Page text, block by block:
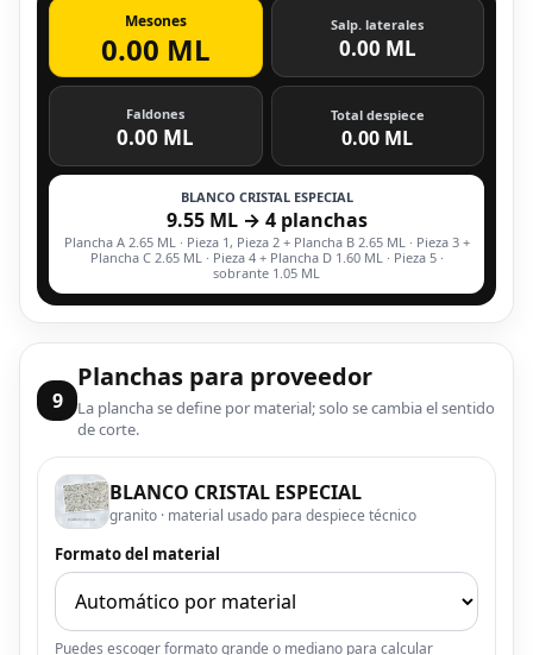
Mesones
0.00 ML
Salp. laterales
0.00 ML
Faldones
0.00 ML
Total despiece
0.00 ML
BLANCO CRISTAL ESPECIAL
9.55 ML → 4 planchas
Plancha A 2.65 ML · Pieza 1, Pieza 2 + Plancha B 2.65 ML · Pieza 3 +
Plancha C 2.65 ML · Pieza 4 + Plancha D 1.60 ML · Pieza 5 ·
sobrante 1.05 ML
9
Planchas para proveedor
La plancha se define por material; solo se cambia el sentido
de corte.
BLANCO CRISTAL ESPECIAL
granito · material usado para despiece técnico
Formato del material
Puedes escoger formato grande o mediano para calcular